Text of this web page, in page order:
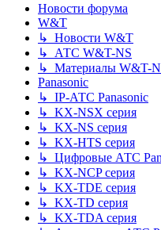
Новости форума
W&T
↳ Новости W&T
↳ АТС W&T-NS
↳ Материалы W&T-
Panasonic
↳ IP-АТС Panasonic
↳ KX-NSX серия
↳ KX-NS серия
↳ KX-HTS серия
↳ Цифровые АТС
↳ KX-NCP серия
↳ KX-TDE серия
↳ KX-TD серия
↳ KX-TDA серия